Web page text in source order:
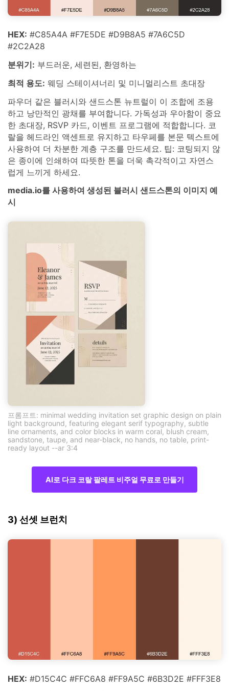
HEX: #C85A4A #F7E5DE #D9B8A5 #7A6C5D
#2C2A28
분위기: 부드러운, 세련된, 환영하는
최적 용도: 웨딩 스테이셔너리 및 미니멀리스트 초대장
파우더 같은 블러시와 샌드스톤 뉴트럴이 이 조합에 조용
하고 낭만적인 광채를 부여합니다. 가독성과 우아함이 중요
한 초대장, RSVP 카드, 이벤트 프로그램에 적합합니다. 코
랄을 헤드라인 액센트로 유지하고 타우페를 본문 텍스트에
사용하여 더 차분한 계층 구조를 만드세요. 팁: 코팅되지 않
은 종이에 인쇄하여 따뜻한 톤을 더욱 촉각적이고 자연스
럽게 느끼게 하세요.
media.io를 사용하여 생성된 블러시 샌드스톤의 이미지 예
시
프롬프트: minimal wedding invitation set graphic design on plain
light background, featuring elegant serif typography, subtle
line ornaments, and color blocks in warm coral, blush cream,
sandstone, taupe, and near-black, no hands, no table, print-
ready layout --ar 3:4
AI로 다크 코랄 팔레트 비주얼 무료로 만들기
3) 선셋 브런치
HEX: #D15C4C #FFC6A8 #FF9A5C #6B3D2E #FFF3E8